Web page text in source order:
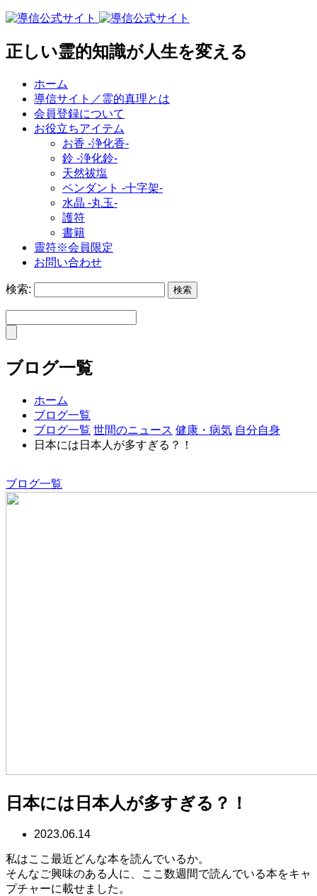
正しい霊的知識が人生を変える
ホーム
導信サイト／霊的真理とは
会員登録について
お役立ちアイテム
お香 ‐浄化香‐
鈴 ‐浄化鈴‐
天然祓塩
ペンダント -十字架-
水晶 -丸玉-
護符
書籍
靈符※会員限定
お問い合わせ
検索:
ブログ一覧
ホーム
ブログ一覧
ブログ一覧 世間のニュース 健康・病気 自分自身
日本には日本人が多すぎる？！
ブログ一覧
日本には日本人が多すぎる？！
2023.06.14
私はここ最近どんな本を読んでいるか。
そんなご興味のある人に、ここ数週間で読んでいる本をキャ
プチャーに載せました。